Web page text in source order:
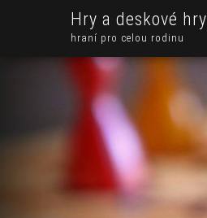
Hry a deskové hry
hraní pro celou rodinu